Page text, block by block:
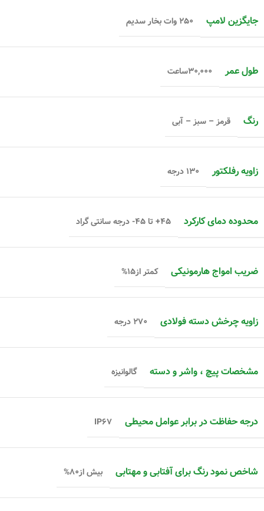
جایگزین لامپ ۲۵۰ وات بخار سدیم
طول عمر ۳۰,۰۰۰ساعت
رنگ قرمز – سبز – آبی
زاویه رفلکتور ۱۳۰ درجه
محدوده دمای کارکرد ۴۵+ تا ۴۵- درجه سانتی گراد
ضریب امواج هارمونیکی کمتر از۱۵%
زاویه چرخش دسته فولادی ۲۷۰ درجه
مشخصات پیچ ، واشر و دسته گالوانیزه
درجه حفاظت در برابر عوامل محیطی IP۶۷
شاخص نمود رنگ برای آفتابی و مهتابی بیش از۸۰%